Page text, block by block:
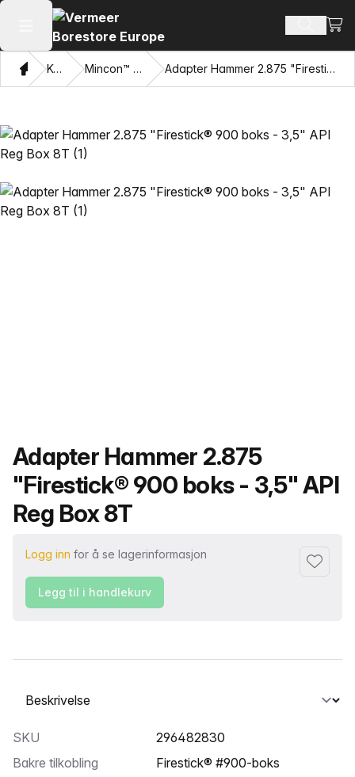
Åpne hovedmenyen SøkVis
HjemKatalog Mincon™ HDD-hammere Adapter Hammer 2.875 "Firestick® 900 boks - 3,5" API Reg Box 8T
Produktnavn
Adapter Hammer 2.875
"Firestick® 900 boks - 3,5" API
Reg Box 8T
Logg inn for å se lagerinformasjon
Legg til
Legg til i handlekurv
Velg en fane
SKU
296482830
Bakre tilkobling
Firestick® #900-boks